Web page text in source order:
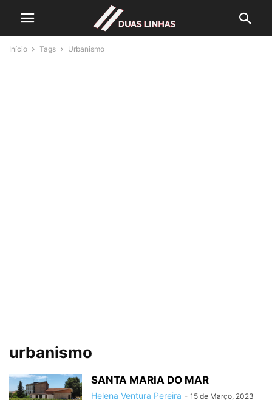
Início Tags Urbanismo
urbanismo
SANTA MARIA DO MAR
Helena Ventura Pereira - 15 de Março, 2023